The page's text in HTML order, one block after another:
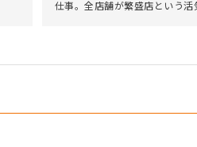
仕事。全店舗が繁盛店という活